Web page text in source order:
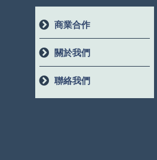
商業合作
關於我們
聯絡我們